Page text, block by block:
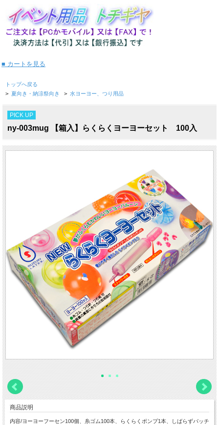
■ カートを見る
トップへ戻る
> 夏向き・納涼祭向き > 水ヨーヨー、つり用品
PICK UP
ny-003mug 【箱入】らくらくヨーヨーセット 100入
商品説明
内容/ヨーヨーフーセン100個、糸ゴム100本、らくらくポンプ1本、しばらずパッチ